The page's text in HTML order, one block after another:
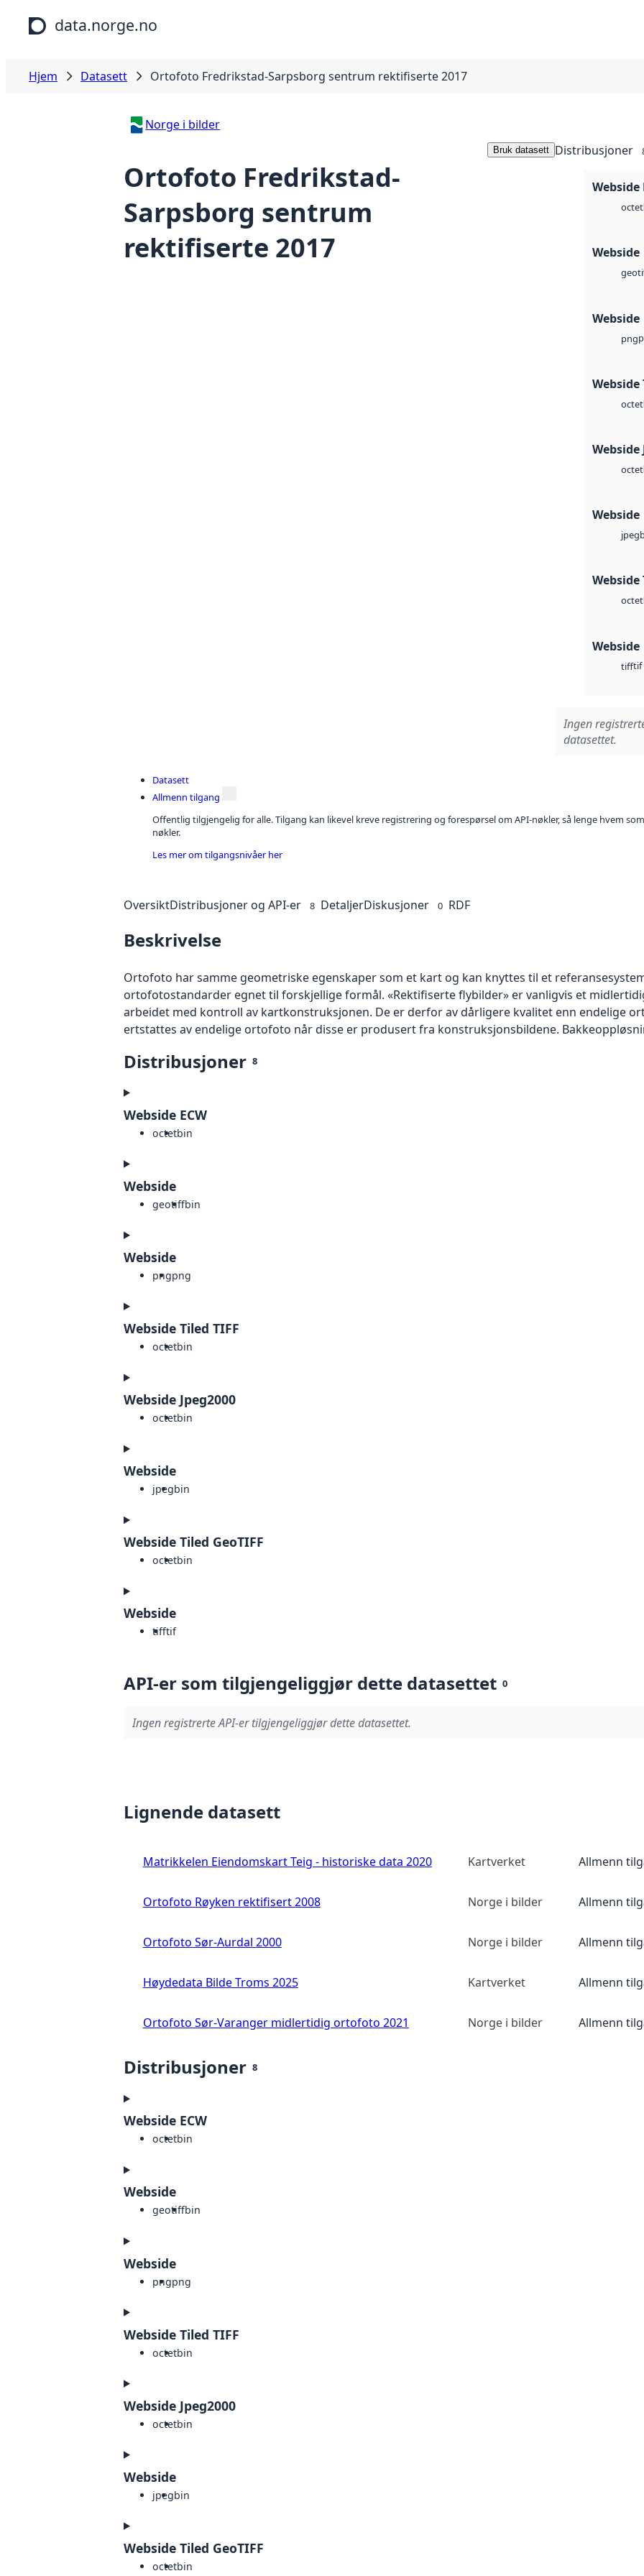
Hopp til hovedinnhold
data.norge.no
Hjem Datasett Ortofoto Fredrikstad-Sarpsborg sentrum rektifiserte 2017
Norge i bilder
Ortofoto Fredrikstad-
Sarpsborg sentrum
rektifiserte 2017
Bruk datasett Distribusjoner
Webside
octet
Webside
Webside
png
Webside
octet
Webside
octet
Webside
jpeg
Webside
octet
Webside
tifftif
Ingen
datasettet.
Datasett
Allmenn tilgang
Offentlig tilgjengelig for alle. Tilgang kan likevel kreve registrering og forespørsel om API-nøkler, så lenge hvem
nøkler.
Les mer om tilgangsnivåer her
OversiktDistribusjoner og API-er 8 DetaljerDiskusjoner 0 RDF
Beskrivelse
Ortofoto har samme geometriske egenskaper som et kart og kan knyttes til et
ortofotostandarder egnet til forskjellige formål. «Rektifiserte flybilder» er vanligvis et
arbeidet med kontroll av kartkonstruksjonen. De er derfor av dårligere kvalitet enn endelige
ertstattes av endelige ortofoto når disse er produsert fra konstruksjonsbildene.
Distribusjoner 8
Webside ECW
octetbin
Webside
geotiffbin
Webside
pngpng
Webside Tiled TIFF
octetbin
Webside Jpeg2000
octetbin
Webside
jpegbin
Webside Tiled GeoTIFF
octetbin
Webside
tifftif
API-er som tilgjengeliggjør dette datasettet 0
Ingen registrerte API-er tilgjengeliggjør dette datasettet.
Lignende datasett
Matrikkelen Eiendomskart Teig - historiske data 2020 Kartverket Allmenn
Ortofoto Røyken rektifisert 2008 Norge i bilder Allmenn
Ortofoto Sør-Aurdal 2000 Norge i bilder Allmenn
Høydedata Bilde Troms 2025 Kartverket Allmenn
Ortofoto Sør-Varanger midlertidig ortofoto 2021 Norge i bilder Allmenn
Distribusjoner 8
Webside ECW
octetbin
Webside
geotiffbin
Webside
pngpng
Webside Tiled TIFF
octetbin
Webside Jpeg2000
octetbin
Webside
jpegbin
Webside Tiled GeoTIFF
octetbin